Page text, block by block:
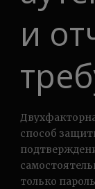
и
способ
только